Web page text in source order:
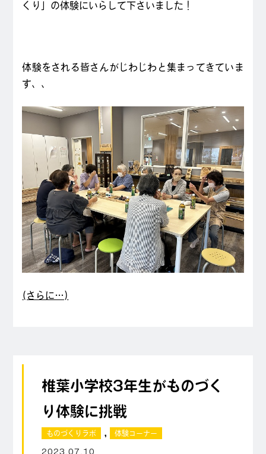
くり」の体験にいらして下さいました！
体験をされる皆さんがじわじわと集まってきていま
す、、
(さらに…)
椎葉小学校3年生がものづく
り体験に挑戦
ものづくりラボ , 体験コーナー
2023.07.10